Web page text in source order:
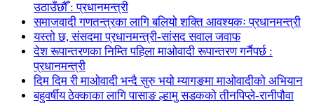
उठाउँछौँ : प्रधानमन्त्री
समाजवादी गणतन्त्रका लागि बलियो शक्ति आवश्यकः प्रधानमन्त्री
यस्तो छ, संसदमा प्रधानमन्त्री-सांसद सवाल जवाफ
देश रूपान्तरणका निम्ति पहिला माओवादी रूपान्तरण गर्नैपर्छ :
प्रधानमन्त्री
दिम दिम री माओवादी भन्दै सुरु भयो म्यागङमा माओवादीको अभियान
बहुवर्षीय ठेक्काका लागि पासाङ ल्हामु सडकको तीनपिप्ले-रानीपौवा